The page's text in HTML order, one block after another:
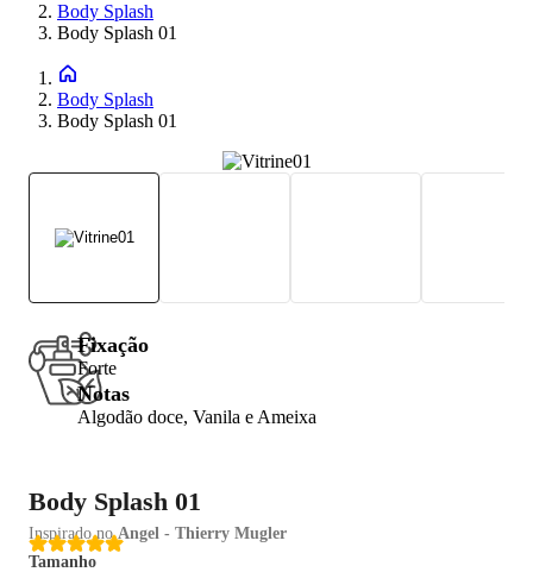
Body Splash
Body Splash 01
Body Splash
Body Splash 01
Fixação
Forte
Notas
Algodão doce, Vanila e Ameixa
Body Splash 01
Inspirado noAngel - Thierry Mugler
Tamanho